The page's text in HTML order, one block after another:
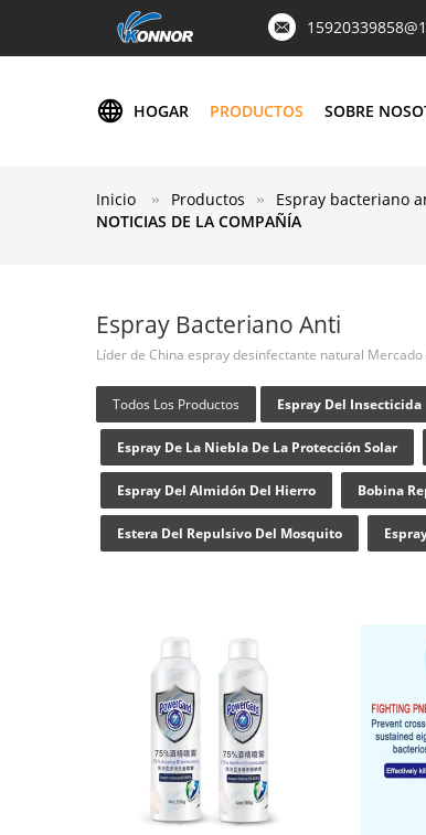
HOGAR PRODUCTOS SOBRE
NOTICIAS DE LA COMPAÑÍA
Inicio Productos Espray bacteriano
Espray Bacteriano Anti
Líder de China espray desinfectante natural
Todos Los Productos Espray Del Insecticida
Espray De La Niebla De La Protección Solar
Espray Del Almidón Del Hierro Bobina
Estera Del Repulsivo Del Mosquito